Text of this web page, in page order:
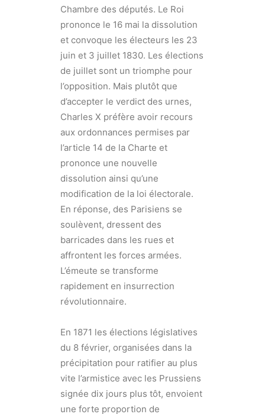
Chambre des députés. Le Roi
prononce le 16 mai la dissolution
et convoque les électeurs les 23
juin et 3 juillet 1830. Les élections
de juillet sont un triomphe pour
l’opposition. Mais plutôt que
d’accepter le verdict des urnes,
Charles X préfère avoir recours
aux ordonnances permises par
l’article 14 de la Charte et
prononce une nouvelle
dissolution ainsi qu’une
modification de la loi électorale.
En réponse, des Parisiens se
soulèvent, dressent des
barricades dans les rues et
affrontent les forces armées.
L’émeute se transforme
rapidement en insurrection
révolutionnaire.
En 1871 les élections législatives
du 8 février, organisées dans la
précipitation pour ratifier au plus
vite l’armistice avec les Prussiens
signée dix jours plus tôt, envoient
une forte proportion de